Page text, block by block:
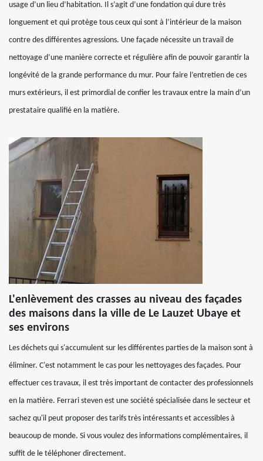
usage d’un lieu d’habitation. Il s’agit d’une fondation qui dure très
longuement et qui protège tous ceux qui sont à l’intérieur de la maison
contre des différentes agressions. Une façade nécessite un travail de
nettoyage d’une manière correcte et régulière afin de pouvoir garantir la
longévité de la grande performance du mur. Pour faire l’entretien de ces
murs extérieurs, il est primordial de confier les travaux entre la main d’un
prestataire qualifié en la matière.
L'enlèvement des crasses au niveau des façades
des maisons dans la ville de Le Lauzet Ubaye et
ses environs
Les déchets qui s'accumulent sur les différentes parties de la maison sont à
éliminer. C'est notamment le cas pour les nettoyages des façades. Pour
effectuer ces travaux, il est très important de contacter des professionnels
en la matière. Ferrari steven est une société spécialisée dans le secteur et
sachez qu'il peut proposer des tarifs très intéressants et accessibles à
beaucoup de monde. Si vous voulez des informations complémentaires, il
suffit de le téléphoner directement.